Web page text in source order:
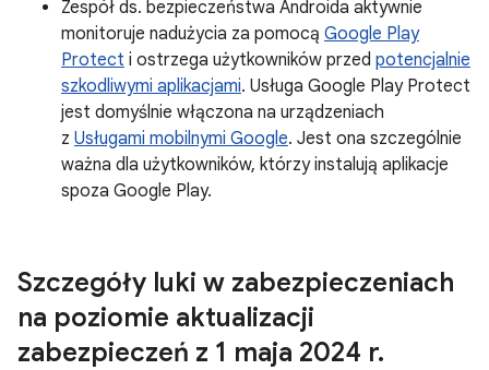
Zespół ds. bezpieczeństwa Androida aktywnie
monitoruje nadużycia za pomocą Google Play
Protect i ostrzega użytkowników przed potencjalnie
szkodliwymi aplikacjami. Usługa Google Play Protect
jest domyślnie włączona na urządzeniach
z Usługami mobilnymi Google. Jest ona szczególnie
ważna dla użytkowników, którzy instalują aplikacje
spoza Google Play.
Szczegóły luki w zabezpieczeniach
na poziomie aktualizacji
zabezpieczeń z 1 maja 2024 r.